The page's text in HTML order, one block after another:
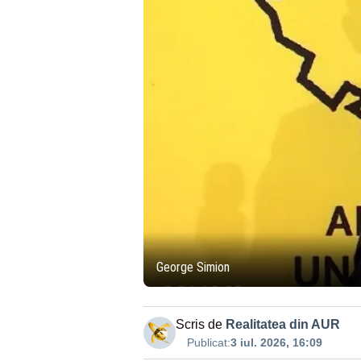
George Simion
Scris de Realitatea din AUR
Publicat:3 iul. 2026, 16:09